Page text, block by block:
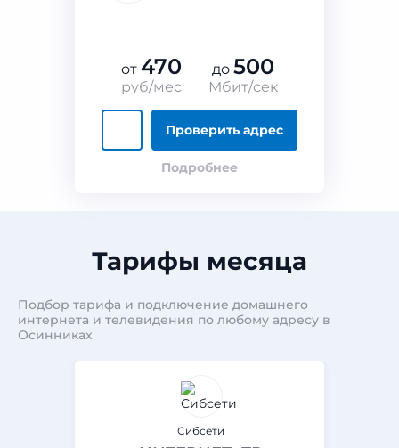
от 470
руб/мес
до 500
Мбит/сек
Проверить адрес
Подробнее
Тарифы месяца
Подбор тарифа и подключение домашнего
интернета и телевидения по любому адресу в
Осинниках
Сибсети